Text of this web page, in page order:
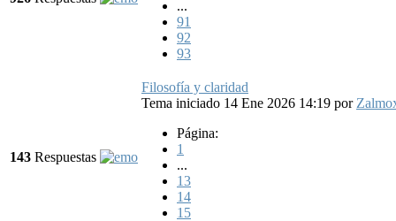
...
91
92
93
143 Respuestas
Filosofía y claridad
Tema iniciado 14 Ene 2026 14:19 por
Página:
1
...
13
14
15